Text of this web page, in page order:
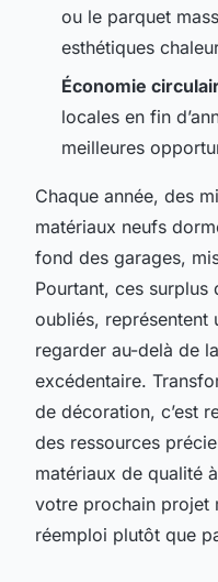
ou le parquet
esthétiques
Économie
locales en fin
meilleures
Chaque année, des
matériaux neufs
fond des garages,
Pourtant, ces surplus
oubliés, représentent
regarder au-delà de
excédentaire.
de décoration, c’est
des ressources
matériaux de qualité
votre prochain projet
réemploi plutôt que